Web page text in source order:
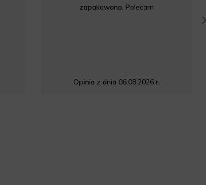
zapakowana. Polecam
Opinia z dnia 06.08.2026 r.